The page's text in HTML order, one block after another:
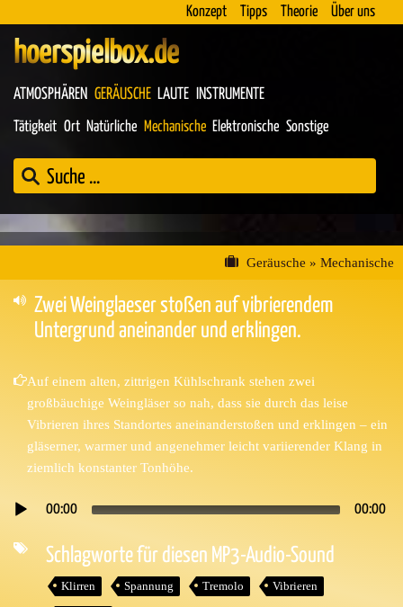
Konzept Tipps Theorie Über uns
hoerspielbox.de
ATMOSPHÄREN GERÄUSCHE LAUTE INSTRUMENTE
Tätigkeit Ort Natürliche Mechanische Elektronische Sonstige
Geräusche » Mechanische
Zwei Weinglaeser stoßen auf vibrierendem
Untergrund aneinander und erklingen.
Auf einem alten, zittrigen Kühlschrank stehen zwei
großbäuchige Weingläser so nah, dass sie durch das leise
Vibrieren ihres Standortes aneinanderstoßen und erklingen – ein
gläserner, warmer und angenehmer leicht variierender Klang in
ziemlich konstanter Tonhöhe.
Audio-
00:00 00:00
Schlagworte für diesen MP3-Audio-Sound
Klirren Spannung Tremolo Vibrieren